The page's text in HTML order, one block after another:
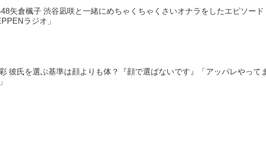
矢倉楓子 渋谷凪咲と一緒にめちゃくちゃくさいオナラをしたエピソード
ラジオ」
彼氏を選ぶ基準は顔よりも体？『顔で選ばないです』「アッパレやって